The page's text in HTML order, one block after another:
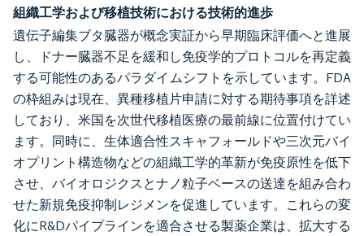
組織工学および移植技術における技術的進歩
遺伝子編集ブタ臓器が概念実証から早期臨床評価へと進展
し、ドナー臓器不足を緩和し免疫学的プロトコルを再定義
する可能性のあるパラダイムシフトを示しています。FDA
の枠組みは現在、異種移植片申請に対する期待事項を詳述
しており、米国を次世代移植医療の最前線に位置付けてい
ます。同時に、生体適合性スキャフォールドや三次元バイ
オプリント構造物などの組織工学的革新が免疫原性を低下
させ、バイオロジクスとナノ粒子ベースの送達を組み合わ
せた新規免疫抑制レジメンを促進しています。これらの変
化にR&Dパイプラインを適合させる製薬企業は、拡大する